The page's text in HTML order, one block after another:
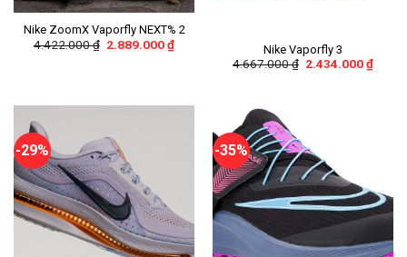
Nike ZoomX Vaporfly NEXT% 2
4.422.000₫ 2.889.000₫ Nike Vaporfly 3
4.667.000₫ 2.434.000₫
-29% -35%